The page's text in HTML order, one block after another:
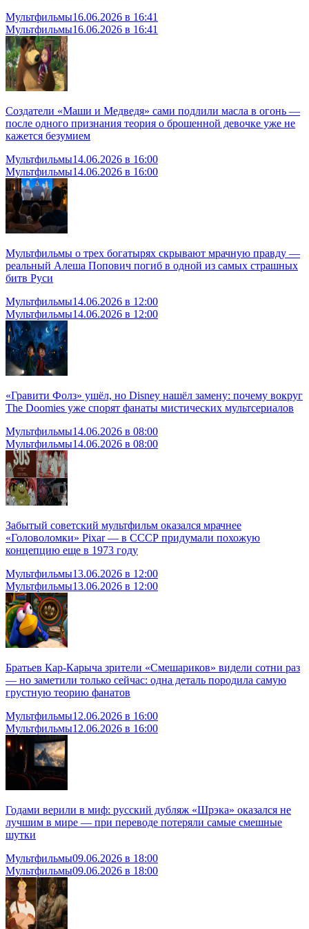
Мультфильмы16.06.2026 в 16:41
Мультфильмы16.06.2026 в 16:41
Создатели «Маши и Медведя» сами подлили масла в огонь —
после одного признания теория о брошенной девочке уже не
кажется безумием
Мультфильмы14.06.2026 в 16:00
Мультфильмы14.06.2026 в 16:00
Мультфильмы о трех богатырях скрывают мрачную правду —
реальный Алеша Попович погиб в одной из самых страшных
битв Руси
Мультфильмы14.06.2026 в 12:00
Мультфильмы14.06.2026 в 12:00
«Гравити Фолз» ушёл, но Disney нашёл замену: почему вокруг
The Doomies уже спорят фанаты мистических мультсериалов
Мультфильмы14.06.2026 в 08:00
Мультфильмы14.06.2026 в 08:00
Забытый советский мультфильм оказался мрачнее
«Головоломки» Pixar — в СССР придумали похожую
концепцию еще в 1973 году
Мультфильмы13.06.2026 в 12:00
Мультфильмы13.06.2026 в 12:00
Братьев Кар-Карыча зрители «Смешариков» видели сотни раз
— но заметили только сейчас: одна деталь породила самую
грустную теорию фанатов
Мультфильмы12.06.2026 в 16:00
Мультфильмы12.06.2026 в 16:00
Годами верили в миф: русский дубляж «Шрэка» оказался не
лучшим в мире — при переводе потеряли самые смешные
шутки
Мультфильмы09.06.2026 в 18:00
Мультфильмы09.06.2026 в 18:00